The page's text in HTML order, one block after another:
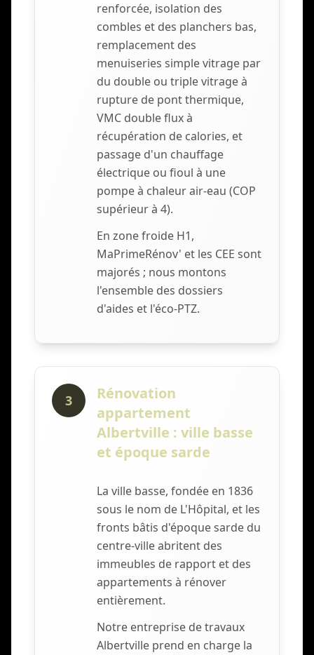
renforcée, isolation des
combles et des planchers bas,
remplacement des
menuiseries simple vitrage par
du double ou triple vitrage à
rupture de pont thermique,
VMC double flux à
récupération de calories, et
passage d'un chauffage
électrique ou fioul à une
pompe à chaleur air-eau (COP
supérieur à 4).
En zone froide H1,
MaPrimeRénov' et les CEE sont
majorés ; nous montons
l'ensemble des dossiers
d'aides et l'éco-PTZ.
3
Rénovation
appartement
Albertville : ville basse
et époque sarde
La ville basse, fondée en 1836
sous le nom de L'Hôpital, et les
fronts bâtis d'époque sarde du
centre-ville abritent des
immeubles de rapport et des
appartements à rénover
entièrement.
Notre entreprise de travaux
Albertville prend en charge la